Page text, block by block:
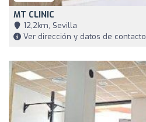
MT CLINIC
12,2km, Sevilla
Ver dirección y datos de contacto